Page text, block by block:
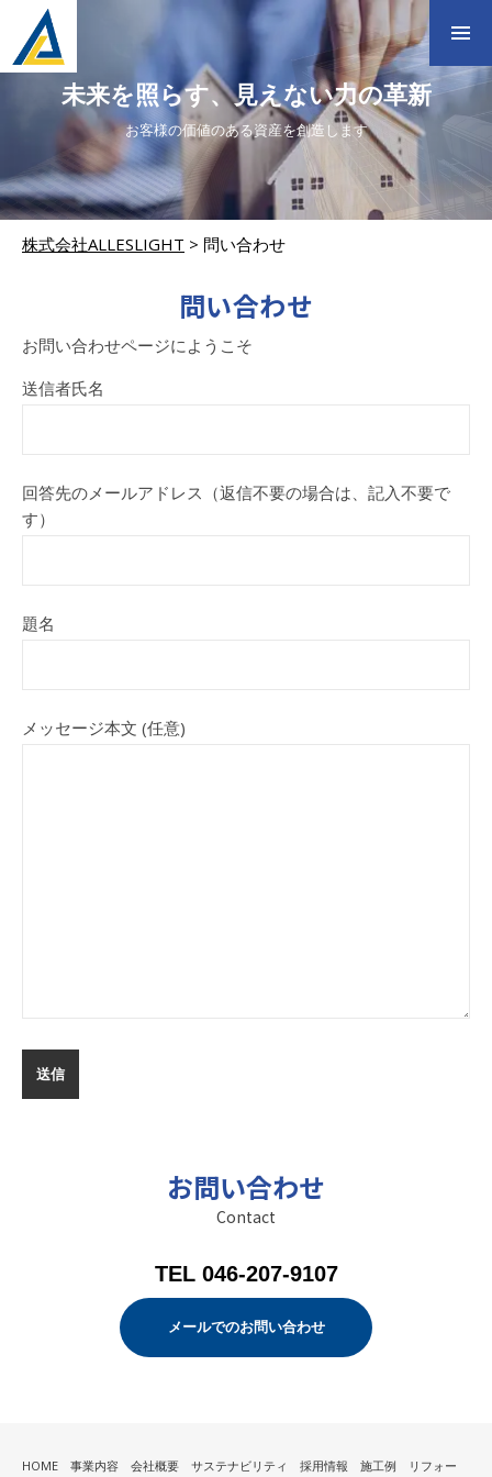
未来を照らす、見えない力の革新
お客様の価値のある資産を創造します
株式会社ALLESLIGHT > 問い合わせ
問い合わせ
お問い合わせページにようこそ
送信者氏名
回答先のメールアドレス（返信不要の場合は、記入不要で
す）
題名
メッセージ本文 (任意)
お問い合わせ
Contact
TEL 046-207-9107
メールでのお問い合わせ
HOME 事業内容 会社概要 サステナビリティ 採用情報 施工例 リフォー